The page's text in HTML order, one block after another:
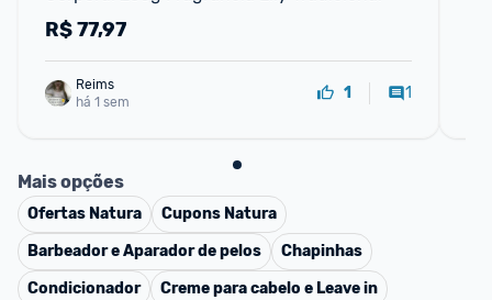
R$77,97
Reims
há 1 sem
1 1
Mais opções
Ofertas Natura Cupons Natura
Barbeador e Aparador de pelos
Chapinhas
Condicionador
Creme para cabelo e Leave in